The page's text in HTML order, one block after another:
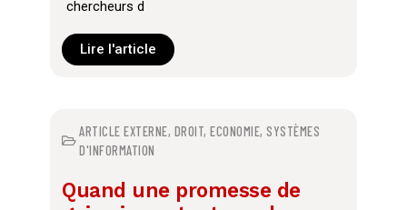
chercheurs d
Lire l'article
ARTICLE EXTERNE, DROIT,ECONOMIE,SYSTÈMES
D'INFORMATION
Quand une promesse de